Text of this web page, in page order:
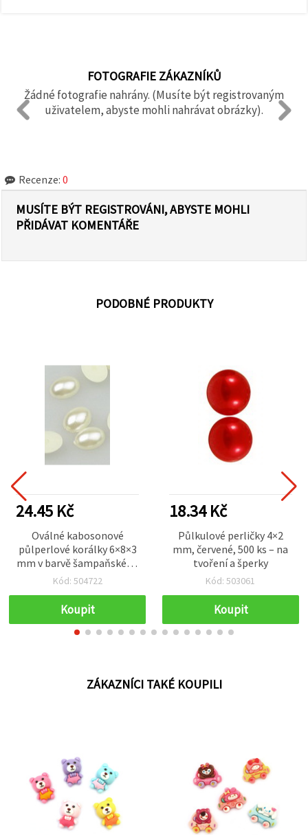
FOTOGRAFIE ZÁKAZNÍKŮ
Žádné fotografie nahrány. (Musíte být registrovaným
uživatelem, abyste mohli nahrávat obrázky).
Recenze: 0
MUSÍTE BÝT REGISTROVÁNI, ABYSTE MOHLI
PŘIDÁVAT KOMENTÁŘE
PODOBNÉ PRODUKTY
24.45 Kč
Oválné kabosonové
půlperlové korálky 6×8×3
mm v barvě šampaňského
– 100 ks
Kód: 504722
Koupit
18.34 Kč
Půlkulové perličky 4×2
mm, červené, 500 ks – na
tvoření a šperky
Kód: 503061
Koupit
ZÁKAZNÍCI TAKÉ KOUPILI